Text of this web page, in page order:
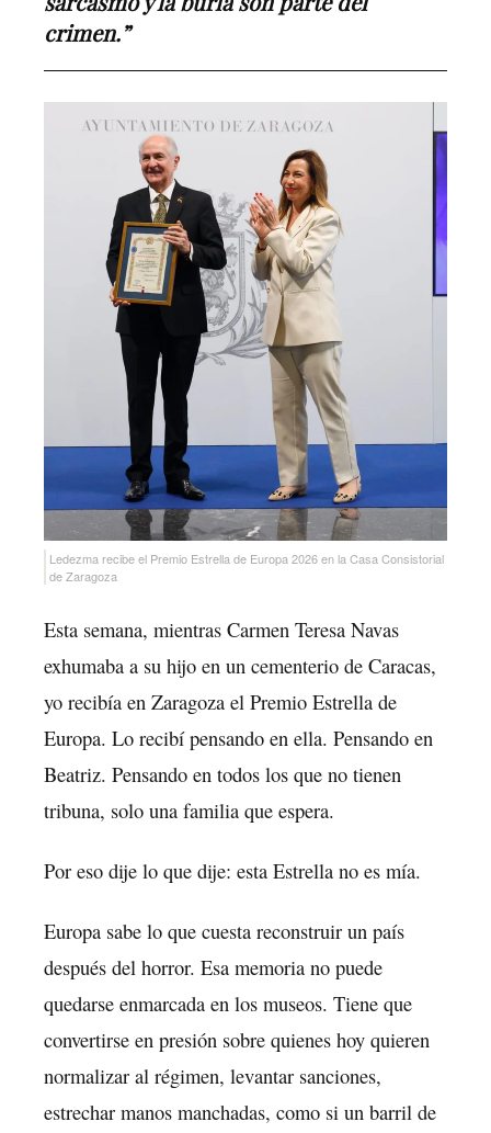
crimen.”
Ledezma recibe el Premio Estrella de Europa 2026 en la Casa Consistorial
de Zaragoza
Esta semana, mientras Carmen Teresa Navas
exhumaba a su hijo en un cementerio de Caracas,
yo recibía en Zaragoza el Premio Estrella de
Europa. Lo recibí pensando en ella. Pensando en
Beatriz. Pensando en todos los que no tienen
tribuna, solo una familia que espera.
Por eso dije lo que dije: esta Estrella no es mía.
Europa sabe lo que cuesta reconstruir un país
después del horror. Esa memoria no puede
quedarse enmarcada en los museos. Tiene que
convertirse en presión sobre quienes hoy quieren
normalizar al régimen, levantar sanciones,
estrechar manos manchadas, como si un barril de